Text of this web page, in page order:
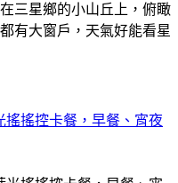
三星鄉的小山丘上，俯瞰
有大窗戶，天氣好能看星
搖搖控卡餐，早餐、宵夜